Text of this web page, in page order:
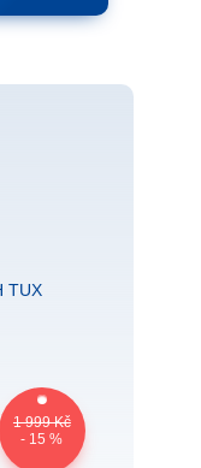
1 999 Kč
- 15 %